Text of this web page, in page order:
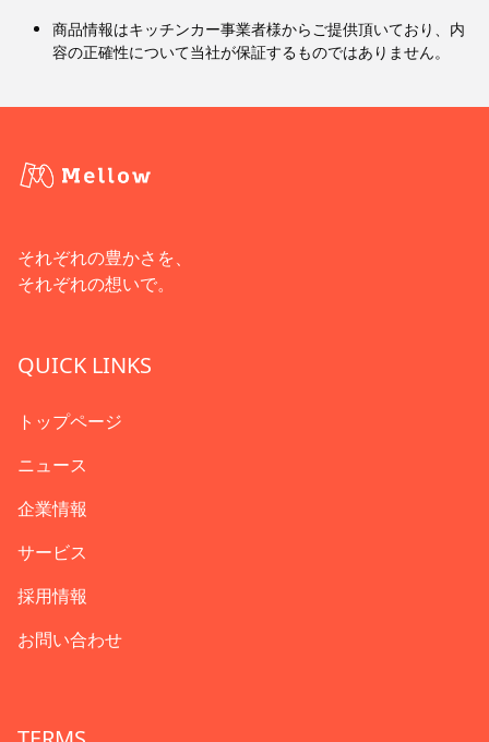
商品情報はキッチンカー事業者様からご提供頂いており、内
容の正確性について当社が保証するものではありません。
それぞれの豊かさを、
それぞれの想いで。
QUICK LINKS
トップページ
ニュース
企業情報
サービス
採用情報
お問い合わせ